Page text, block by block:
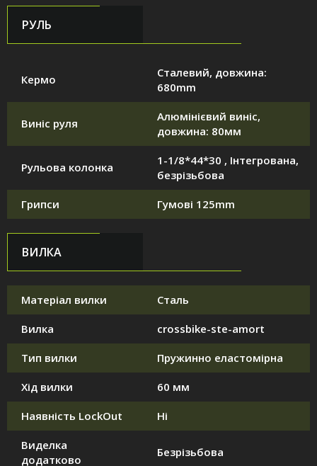
РУЛЬ
Кермо
Сталевий, довжина:
680mm
Виніс руля
Алюмінієвий виніс,
довжина: 80мм
Рульова колонка
1-1/8*44*30 , Інтегрована,
безрізьбова
Грипси Гумові 125mm
ВИЛКА
Матеріал вилки Сталь
Вилка crossbike-ste-amort
Тип вилки Пружинно еластомірна
Хід вилки 60 мм
Наявність LockOut Ні
Виделка
додатково
Безрізьбова